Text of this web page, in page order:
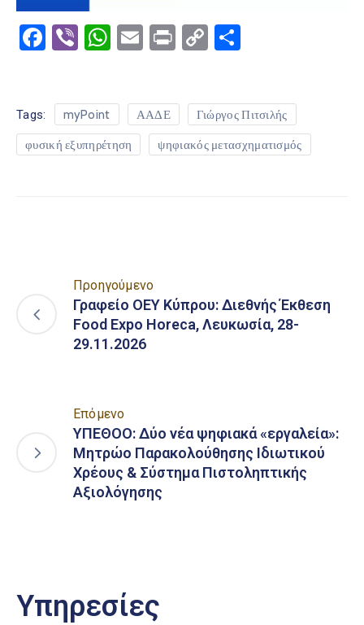
Facebook
ViberWhatsApp
EmailPrintCopy
Tags: myPoint ΑΑΔΕ Γιώργος Πιτσιλής
φυσική εξυπηρέτηση ψηφιακός μετασχηματισμός
Προηγούμενο
Γραφείο ΟΕΥ Κύπρου: Διεθνής Έκθεση
Food Expo Horeca, Λευκωσία, 28-
29.11.2026
Επόμενο
ΥΠΕΘΟΟ: Δύο νέα ψηφιακά «εργαλεία»:
Μητρώο Παρακολούθησης Ιδιωτικού
Χρέους & Σύστημα Πιστοληπτικής
Αξιολόγησης
Υπηρεσίες